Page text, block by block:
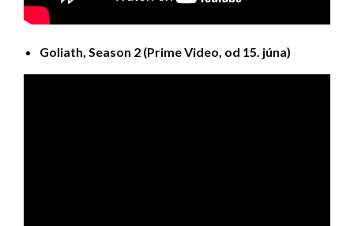
Goliath, Season 2 (Prime Video, od 15. júna)